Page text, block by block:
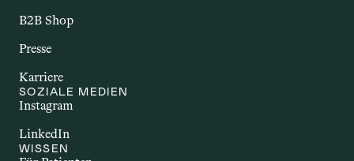
chronische Störungen, bei denen das
Arthritis oder Morbus Crohn. Sie gehen
häufig mit Entzündungen und einer
B2B Shop
Presse
Karriere
SOZIALE MEDIEN
Instagram
LinkedIn
WISSEN